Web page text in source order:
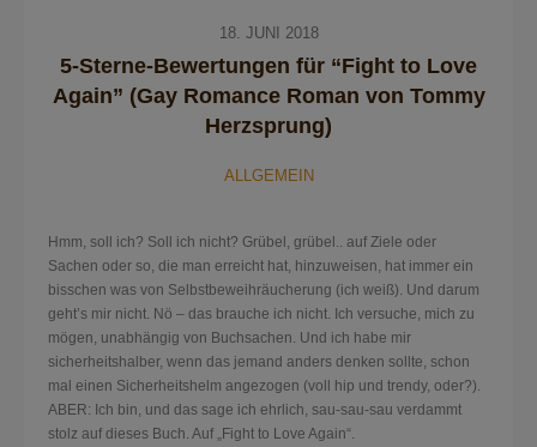
18. JUNI 2018
5-Sterne-Bewertungen für “Fight to Love
Again” (Gay Romance Roman von Tommy
Herzsprung)
ALLGEMEIN
Hmm, soll ich? Soll ich nicht? Grübel, grübel.. auf Ziele oder
Sachen oder so, die man erreicht hat, hinzuweisen, hat immer ein
bisschen was von Selbstbeweihräucherung (ich weiß). Und darum
geht’s mir nicht. Nö – das brauche ich nicht. Ich versuche, mich zu
mögen, unabhängig von Buchsachen. Und ich habe mir
sicherheitshalber, wenn das jemand anders denken sollte, schon
mal einen Sicherheitshelm angezogen (voll hip und trendy, oder?).
ABER: Ich bin, und das sage ich ehrlich, sau-sau-sau verdammt
stolz auf dieses Buch. Auf „Fight to Love Again“.